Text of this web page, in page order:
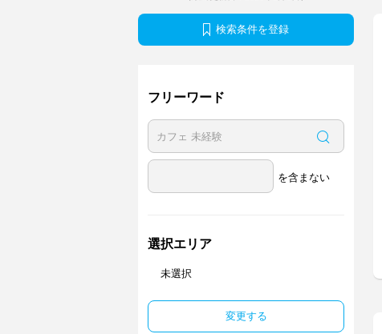
検索条件を登録
フリーワード
を含まない
選択エリア
未選択
変更する